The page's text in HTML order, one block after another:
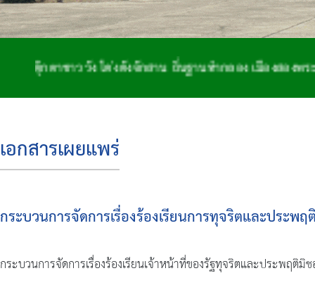
วัง โด่งดังจักสาน ถิ่นฐานทำกลอง เมืองสองพระนอน
เอกสารเผยแพร่
กระบวนการจัดการเรื่องร้องเรียนการทุจริตและประพ
กระบวนการจัดการเรื่องร้องเรียนเจ้าหน้าที่ของรัฐทุจริตและประพฤติ